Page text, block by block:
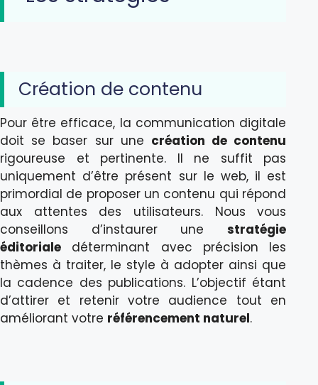
Création de contenu
Pour être efficace, la communication digitale
doit se baser sur une création de contenu
rigoureuse et pertinente. Il ne suffit pas
uniquement d’être présent sur le web, il est
primordial de proposer un contenu qui répond
aux attentes des utilisateurs. Nous vous
conseillons d’instaurer unestratégie
éditoriale déterminant avec précision les
thèmes à traiter, le style à adopter ainsi que
la cadence des publications. L’objectif étant
d’attirer et retenir votre audience tout en
améliorant votre référencement naturel.